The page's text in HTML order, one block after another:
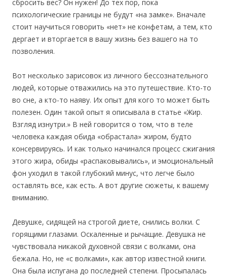
сбросить вес? Он нужен! До тех пор, пока
психологические границы не будут «на замке». Вначале
стоит научиться говорить «нет» не конфетам, а тем, кто
дергает и вторгается в вашу жизнь без вашего на то
позволения.
Вот несколько зарисовок из личного бессознательного
людей, которые отважились на это путешествие. Кто-то
во сне, а кто-то наяву. Их опыт для кого то может быть
полезен. Один такой опыт я описывала в статье «Жир.
Взгляд изнутри.» В ней говорится о том, что в теле
человека каждая обида «обрастала» жиром, будто
консервируясь. И как только начинался процесс сжигания
этого жира, обиды «распаковывались», и эмоциональный
фон уходил в такой глубокий минус, что легче было
оставлять все, как есть. А вот другие сюжеты, к вашему
вниманию.
Девушке, сидящей на строгой диете, снились волки. С
горящими глазами. Оскаленные и рычащие. Девушка не
чувствовала никакой духовной связи с волками, она
бежала. Но, не «с волками», как автор известной книги.
Она была испугана до последней степени. Просыпалась